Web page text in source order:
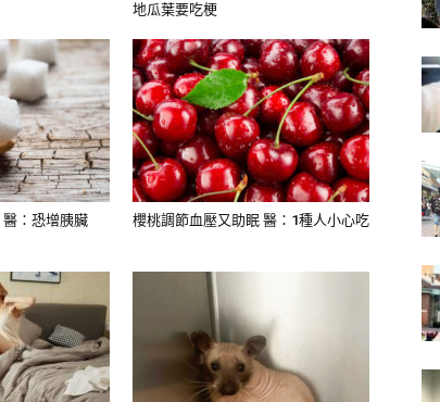
地瓜葉要吃梗
：恐增胰臟
櫻桃調節血壓又助眠 醫：1種人小心吃